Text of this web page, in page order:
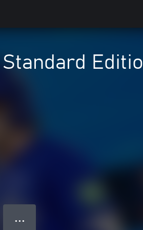
● ● ●